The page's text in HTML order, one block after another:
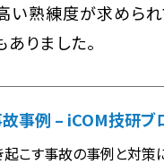
熟練度が求められ
りました。
事例 – iCOM技研ブ
こす事故の事例と対策